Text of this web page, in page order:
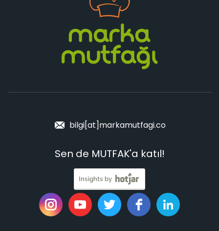
bilgi[at]markamutfagi.co
Sen de MUTFAK'a katıl!